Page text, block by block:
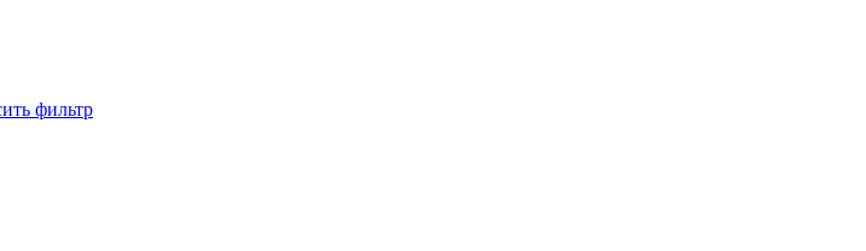
фильтр